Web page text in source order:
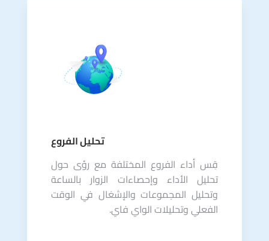
تحليل الفروع
قِس أداء الفروع المختلفة مع رؤى حول
تحليل الأداء وإحصاءات الزوار بالساعة
وتحليل المجموعات والإشغال في الوقت
الفعلي وتحليلات الواي فاي.